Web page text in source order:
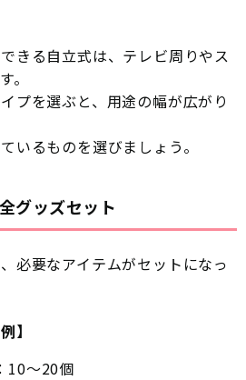
きる自立式は、テレビ周りやス
。
プを選ぶと、用途の幅が広がり
いるものを選びましょう。
グッズセット
必要なアイテムがセットになっ
】
10〜20個